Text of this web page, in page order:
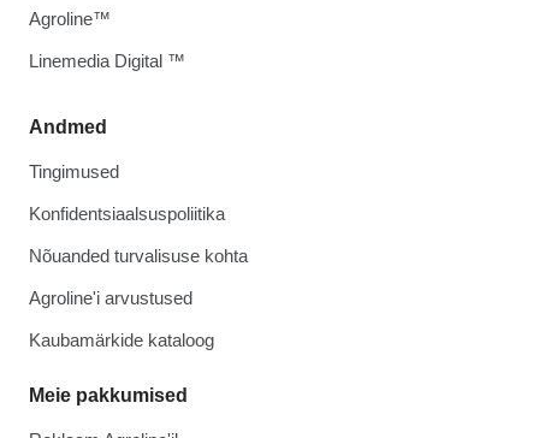
Andmed
Tingimused
Konfidentsiaalsuspoliitika
Nõuanded turvalisuse kohta
Agroline'i arvustused
Kaubamärkide kataloog
Meie pakkumised
Agroline™
Linemedia Digital ™